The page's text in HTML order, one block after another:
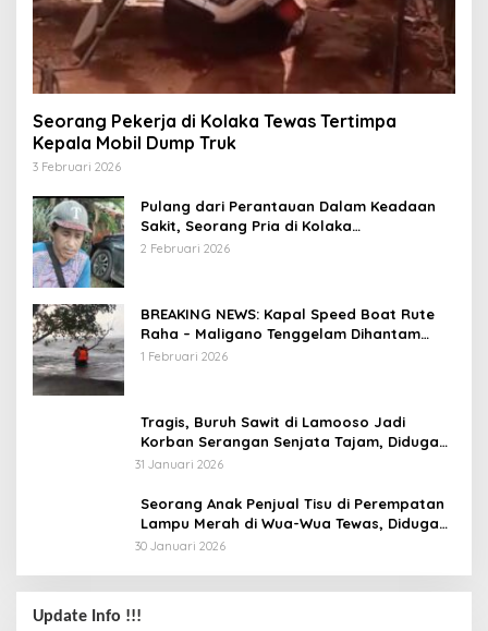
Seorang Pekerja di Kolaka Tewas Tertimpa
Kepala Mobil Dump Truk
3 Februari 2026
Pulang dari Perantauan Dalam Keadaan
Sakit, Seorang Pria di Kolaka
Diterlantarkan Istri
2 Februari 2026
BREAKING NEWS: Kapal Speed Boat Rute
Raha – Maligano Tenggelam Dihantam
Angin dan Ombak Tinggi
1 Februari 2026
Tragis, Buruh Sawit di Lamooso Jadi
Korban Serangan Senjata Tajam, Diduga
Terkait Tanah
31 Januari 2026
Seorang Anak Penjual Tisu di Perempatan
Lampu Merah di Wua-Wua Tewas, Diduga
Jadi Korban Tabrak Lari
30 Januari 2026
Update Info !!!